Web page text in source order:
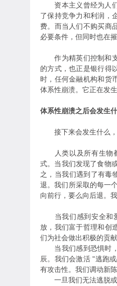
资本主义曾经为人们
了保持竞争力和利润，
费。而当人们不购买商
必要条件，但同时也在
作为精英们控制和支
的方式，也正是银行得
时，任何金融机构和货
体系性崩溃。它正在发
体系性崩溃之后会发生
接下来会发生什么，
人类以及所有生物都
式。当我们发现了食物
之，当我们遇到了有毒
退。我们所采取的每一
向前行，要么向后退。
当我们感到安全和爱
放，我们富于哲理和创
们为社会做出积极的贡献
当我们感到恐惧时，
辰。我们会激活 "逃跑
有攻击性。我们调动新
一旦我们无法逃脱或